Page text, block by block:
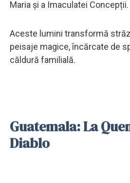
Maria și a Imaculatei Concepții.
Aceste lumini transformă
peisaje magice, încărcate de
căldură familială.
Guatemala: La
Diablo